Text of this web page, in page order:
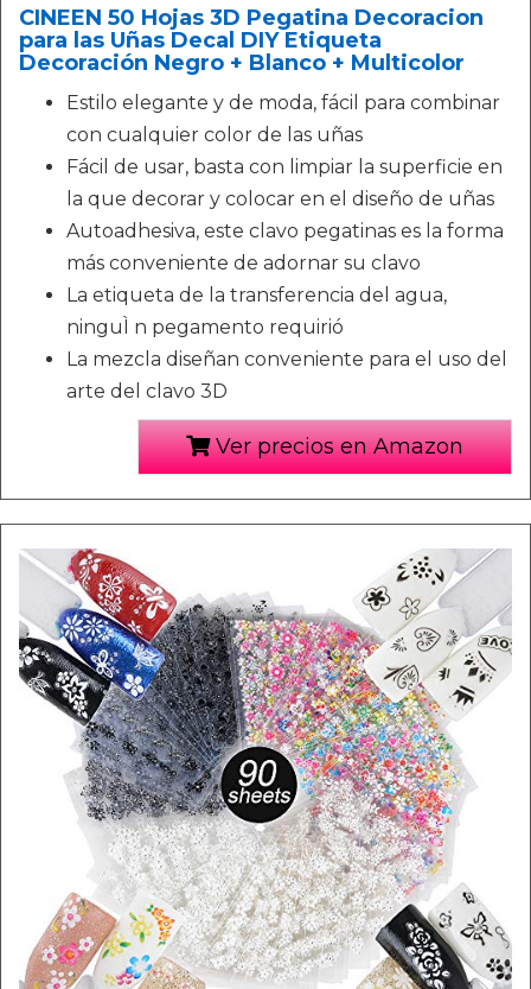
CINEEN 50 Hojas 3D Pegatina Decoracion
para las Uñas Decal DIY Etiqueta
Decoración Negro + Blanco + Multicolor
Estilo elegante y de moda, fácil para combinar
con cualquier color de las uñas
Fácil de usar, basta con limpiar la superficie en
la que decorar y colocar en el diseño de uñas
Autoadhesiva, este clavo pegatinas es la forma
más conveniente de adornar su clavo
La etiqueta de la transferencia del agua,
ninguÌ n pegamento requirió
La mezcla diseñan conveniente para el uso del
arte del clavo 3D
Ver precios en Amazon